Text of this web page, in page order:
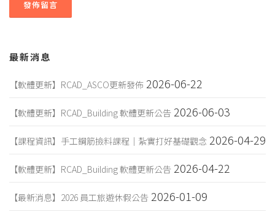
最新消息
【軟體更新】RCAD_ASCO更新發佈 2026-06-22
【軟體更新】RCAD_Building 軟體更新公告 2026-06-03
【課程資訊】手工鋼筋撿料課程｜紮實打好基礎觀念 2026-04-29
【軟體更新】RCAD_Building 軟體更新公告 2026-04-22
【最新消息】2026 員工旅遊休假公告 2026-01-09